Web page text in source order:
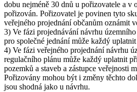
dobu nejméně 30 dnů u pořizovatele a v
pořizován. Pořizovatel je povinen tyto
veřejného projednání občanům oznámit
3) Ve fázi projednávání návrhu
pro společné jednání může každý
4) Ve fázi veřejného projednání návrhu
regulačního plánu může každý uplatnit
pozemků a staveb a zástupce veřejnosti
Pořizovány mohou být i změny těchto
jsou shodná jako u návrhu.